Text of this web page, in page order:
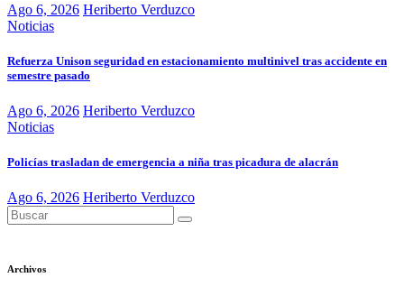
Ago 6, 2026 Heriberto Verduzco
Noticias
Refuerza Unison seguridad en estacionamiento multinivel tras accidente en
semestre pasado
Ago 6, 2026 Heriberto Verduzco
Noticias
Policías trasladan de emergencia a niña tras picadura de alacrán
Ago 6, 2026 Heriberto Verduzco
Archivos